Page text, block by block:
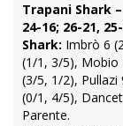
Trapani Shark
24-16; 26-21,
Shark: Imbrò 6
(1/1, 3/5), Mobio
(3/5, 1/2),
(0/1, 4/5),
Parente.